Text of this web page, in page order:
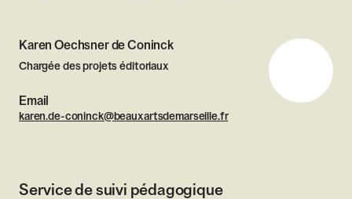
Karen Oechsner de Coninck
Chargée des projets éditoriaux
Email
karen.de-coninck@beauxartsdemarseille.fr
Service de suivi pédagogique